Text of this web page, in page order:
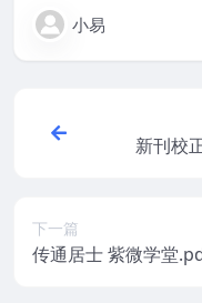
小易
新刊校
下一篇
传通居士 紫微学堂